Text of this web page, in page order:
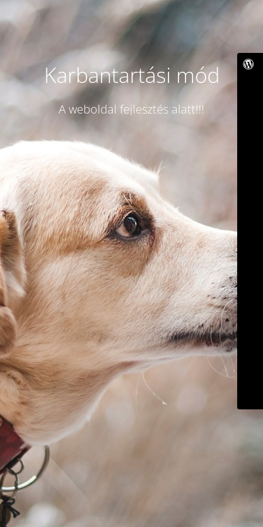
Karbantartási mód
A weboldal fejlesztés alatt!!!